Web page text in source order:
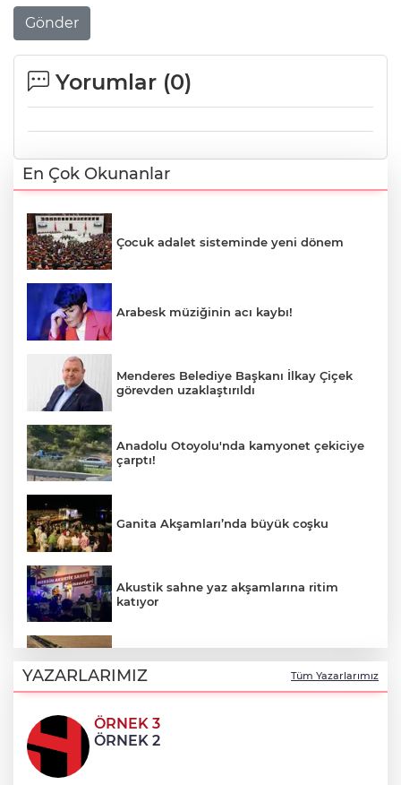
Gönder
Yorumlar (0)
En Çok Okunanlar
Çocuk adalet sisteminde yeni dönem
Arabesk müziğinin acı kaybı!
Menderes Belediye Başkanı İlkay Çiçek
görevden uzaklaştırıldı
Anadolu Otoyolu'nda kamyonet çekiciye
çarptı!
Ganita Akşamları’nda büyük coşku
Akustik sahne yaz akşamlarına ritim
katıyor
Kırsal yollara neşter
Denizli'de 160 milyon TL’lik alt ve üstyapı
yatırımı
YAZARLARIMIZ Tüm Yazarlarımız
ÖRNEK 3
ÖRNEK 2